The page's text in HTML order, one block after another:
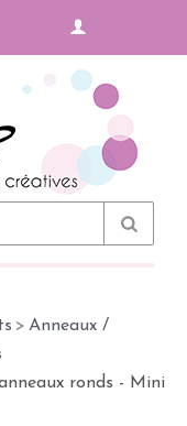
> Anneaux /
ronds - Mini